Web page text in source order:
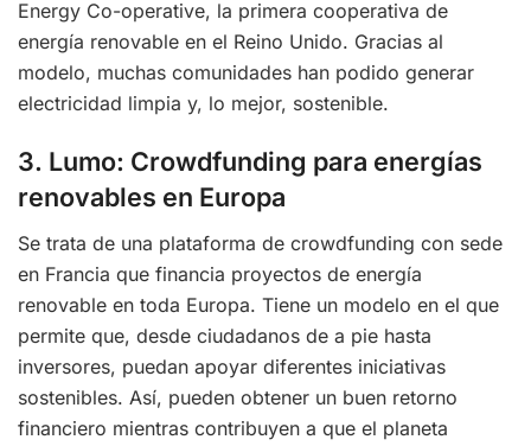
Energy Co-operative, la primera cooperativa de
energía renovable en el Reino Unido. Gracias al
modelo, muchas comunidades han podido generar
electricidad limpia y, lo mejor, sostenible.
3. Lumo: Crowdfunding para energías
renovables en Europa
Se trata de una plataforma de crowdfunding con sede
en Francia que financia proyectos de energía
renovable en toda Europa. Tiene un modelo en el que
permite que, desde ciudadanos de a pie hasta
inversores, puedan apoyar diferentes iniciativas
sostenibles. Así, pueden obtener un buen retorno
financiero mientras contribuyen a que el planeta